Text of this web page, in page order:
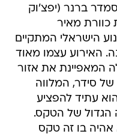
סמדר ברנר (יפצ'וק
מאיר
הישראלי המתקיים
כבר למעלה מ-25 שנה. האירוע עצמו מאוד
המאפיינת את אזור
של סידר, המלווה
עתיד להפציע
הגדול של הטקס.
אהיה בו זה טקס